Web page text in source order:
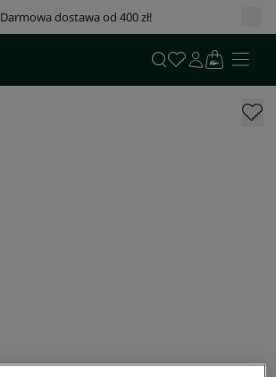
Darmowa dostawa od 400 zł!